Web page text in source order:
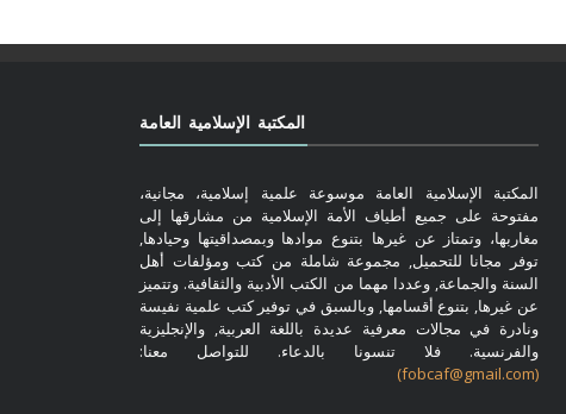
المكتبة الإسلامية العامة
المكتبة الإسلامية العامة موسوعة علمية إسلامية، مجانية،
مفتوحة على جميع أطياف الأمة الإسلامية من مشارقها إلى
مغاربها، وتمتاز عن غيرها بتنوع موادها وبمصداقيتها وحيادها,
توفر مجانا للتحميل, مجموعة شاملة من كتب ومؤلفات أهل
السنة والجماعة, وعددا مهما من الكتب الأدبية والثقافية. وتتميز
عن غيرها, بتنوع أقسامها, وبالسبق في توفير كتب علمية نفيسة
ونادرة في مجالات معرفية عديدة باللغة العربية, والإنجليزية
والفرنسية. فلا تنسونا بالدعاء. للتواصل معنا:
(fobcaf@gmail.com)